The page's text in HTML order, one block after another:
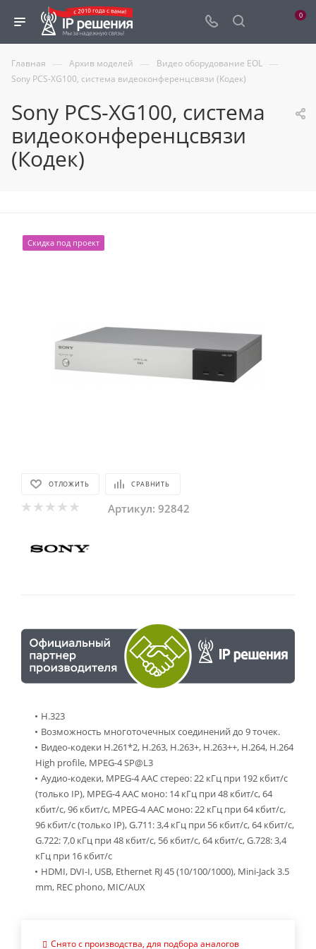
0
Главная — Архив моделей — Видео оборудование EOL —
Sony PCS-XG100, система видеоконференцсвязи (Кодек)
Sony PCS-XG100, система
видеоконференцсвязи
(Кодек)
Скидка под проект
ОТЛОЖИТЬ СРАВНИТЬ
Артикул: 92842
H.323
Возможность многоточечных соединений до 9 точек.
Видео-кодеки H.261*2, H.263, H.263+, H.263++, H.264, H.264
High profile, MPEG-4 SP@L3
Аудио-кодеки, MPEG-4 AAC стерео: 22 кГц при 192 кбит/с
(только IP), MPEG-4 AAC моно: 14 кГц при 48 кбит/с, 64
кбит/с, 96 кбит/с, MPEG-4 AAC моно: 22 кГц при 64 кбит/с,
96 кбит/с (только IP), G.711: 3,4 кГц при 56 кбит/с, 64 кбит/с,
G.722: 7,0 кГц при 48 кбит/с, 56 кбит/с, 64 кбит/с, G.728: 3,4
кГц при 16 кбит/с
HDMI, DVI-I, USB, Ethernet RJ 45 (10/100/1000), Mini-Jack 3.5
mm, REC phono, MIC/AUX
Снято с производства, для подбора аналогов